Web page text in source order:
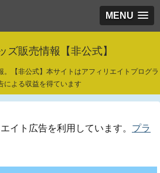
MENU
ズ販売情報【非公式】
。【非公式】本サイトはアフィリエイトプログラ
による収益を得ています
イト広告を利用しています。 プラ